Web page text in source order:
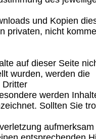
und Kopien
privaten, nicht
auf dieser Seite
wurden, werden die
Dritter
werden
Sollten Sie